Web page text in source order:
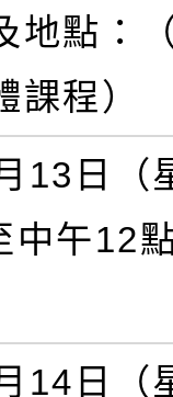
地點：
課程）
13日（
中午12
14日（